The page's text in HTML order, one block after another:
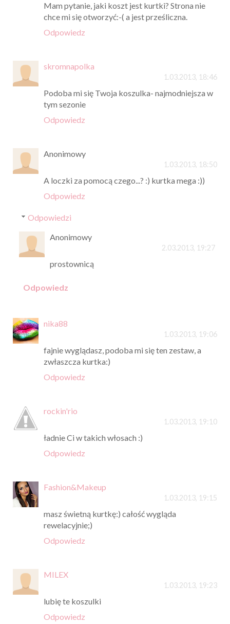
Mam pytanie, jaki koszt jest kurtki? Strona nie
chce mi się otworzyć:-( a jest prześliczna.
Odpowiedz
skromnapolka
1.03.2013, 18:46
Podoba mi się Twoja koszulka- najmodniejsza w
tym sezonie
Odpowiedz
Anonimowy
1.03.2013, 18:50
A loczki za pomocą czego...? :) kurtka mega :))
Odpowiedz
Odpowiedzi
Anonimowy
2.03.2013, 19:27
prostownicą
Odpowiedz
nika88
1.03.2013, 19:06
fajnie wyglądasz, podoba mi się ten zestaw, a
zwłaszcza kurtka:)
Odpowiedz
rockin'rio
1.03.2013, 19:10
ładnie Ci w takich włosach :)
Odpowiedz
Fashion&Makeup
1.03.2013, 19:15
masz świetną kurtkę:) całość wygląda
rewelacyjnie;)
Odpowiedz
MILEX
1.03.2013, 19:23
lubię te koszulki
Odpowiedz